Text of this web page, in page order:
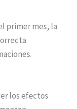
primer mes, la
los efectos